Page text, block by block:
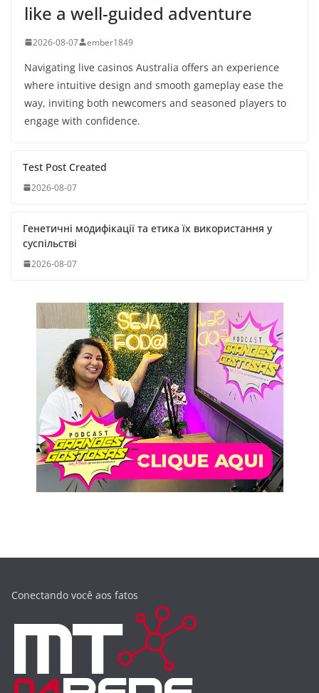
like a well-guided adventure
2026-08-07 ember1849
Navigating live casinos Australia offers an experience
where intuitive design and smooth gameplay ease the
way, inviting both newcomers and seasoned players to
engage with confidence.
Test Post Created
2026-08-07
Генетичні модифікації та етика їх використання у
суспільстві
2026-08-07
Conectando você aos fatos